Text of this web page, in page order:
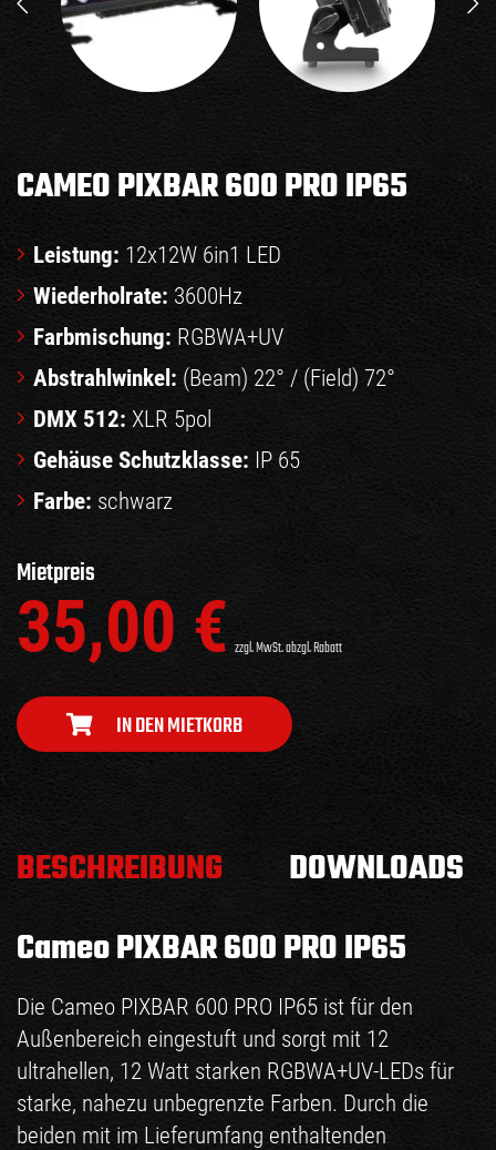
CAMEO PIXBAR 600 PRO IP65
Leistung: 12x12W 6in1 LED
Wiederholrate: 3600Hz
Farbmischung: RGBWA+UV
Abstrahlwinkel: (Beam) 22° / (Field) 72°
DMX 512: XLR 5pol
Gehäuse Schutzklasse: IP 65
Farbe: schwarz
Mietpreis
35,00 € zzgl. MwSt. abzgl. Rabatt
IN DEN MIETKORB
BESCHREIBUNG
DOWNLOADS
Cameo PIXBAR 600 PRO IP65
Die Cameo PIXBAR 600 PRO IP65 ist für den
Außenbereich eingestuft und sorgt mit 12
ultrahellen, 12 Watt starken RGBWA+UV-LEDs für
starke, nahezu unbegrenzte Farben. Durch die
beiden mit im Lieferumfang enthaltenden